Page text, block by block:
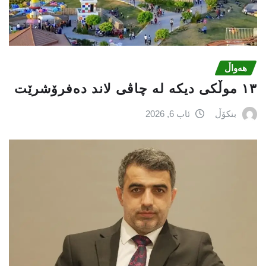
هەواڵ
١٣ موڵکی دیکە لە چاڤی لاند دەفرۆشرێت
بنکۆڵ ئاب 6, 2026